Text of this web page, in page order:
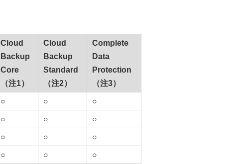
Cloud
Backup
Core
（注1）
Cloud
Backup
Standard
（注2）
Complete
Data
Protection
（注3）
○ ○ ○
○ ○ ○
○ ○ ○
○ ○ ○